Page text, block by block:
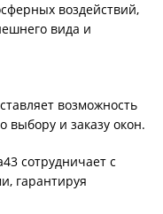
воздействий,
вида и
возможность
выбору и заказу окон.
сотрудничает с
гарантируя